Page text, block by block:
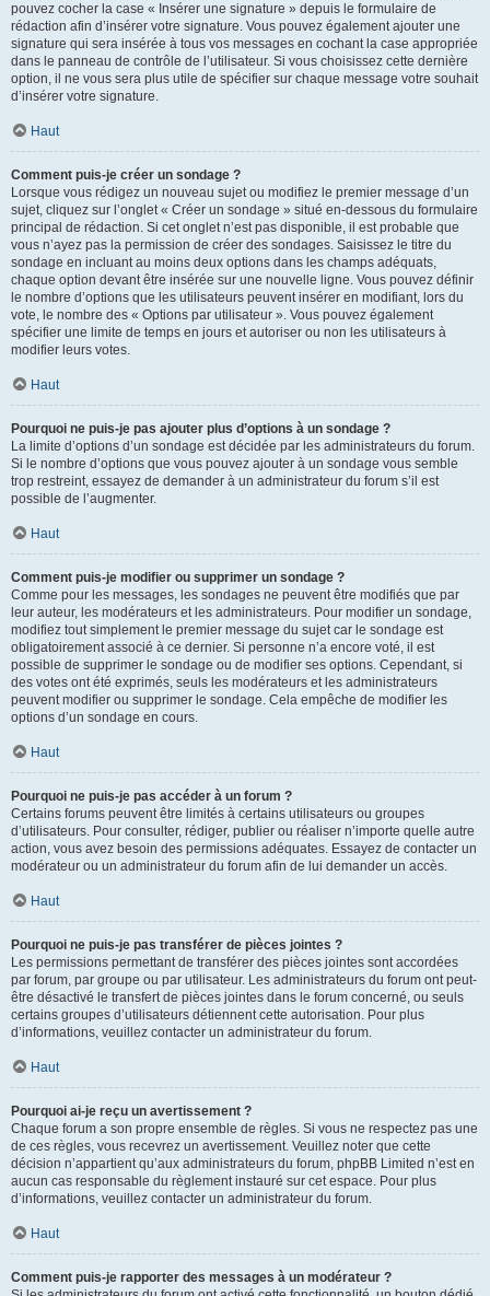
pouvez cocher la case « Insérer une signature » depuis le formulaire de
rédaction afin d’insérer votre signature. Vous pouvez également ajouter une
signature qui sera insérée à tous vos messages en cochant la case appropriée
dans le panneau de contrôle de l’utilisateur. Si vous choisissez cette dernière
option, il ne vous sera plus utile de spécifier sur chaque message votre souhait
d’insérer votre signature.
Haut
Comment puis-je créer un sondage ?
Lorsque vous rédigez un nouveau sujet ou modifiez le premier message d’un
sujet, cliquez sur l’onglet « Créer un sondage » situé en-dessous du formulaire
principal de rédaction. Si cet onglet n’est pas disponible, il est probable que
vous n’ayez pas la permission de créer des sondages. Saisissez le titre du
sondage en incluant au moins deux options dans les champs adéquats,
chaque option devant être insérée sur une nouvelle ligne. Vous pouvez définir
le nombre d’options que les utilisateurs peuvent insérer en modifiant, lors du
vote, le nombre des « Options par utilisateur ». Vous pouvez également
spécifier une limite de temps en jours et autoriser ou non les utilisateurs à
modifier leurs votes.
Haut
Pourquoi ne puis-je pas ajouter plus d’options à un sondage ?
La limite d’options d’un sondage est décidée par les administrateurs du forum.
Si le nombre d’options que vous pouvez ajouter à un sondage vous semble
trop restreint, essayez de demander à un administrateur du forum s’il est
possible de l’augmenter.
Haut
Comment puis-je modifier ou supprimer un sondage ?
Comme pour les messages, les sondages ne peuvent être modifiés que par
leur auteur, les modérateurs et les administrateurs. Pour modifier un sondage,
modifiez tout simplement le premier message du sujet car le sondage est
obligatoirement associé à ce dernier. Si personne n’a encore voté, il est
possible de supprimer le sondage ou de modifier ses options. Cependant, si
des votes ont été exprimés, seuls les modérateurs et les administrateurs
peuvent modifier ou supprimer le sondage. Cela empêche de modifier les
options d’un sondage en cours.
Haut
Pourquoi ne puis-je pas accéder à un forum ?
Certains forums peuvent être limités à certains utilisateurs ou groupes
d’utilisateurs. Pour consulter, rédiger, publier ou réaliser n’importe quelle autre
action, vous avez besoin des permissions adéquates. Essayez de contacter un
modérateur ou un administrateur du forum afin de lui demander un accès.
Haut
Pourquoi ne puis-je pas transférer de pièces jointes ?
Les permissions permettant de transférer des pièces jointes sont accordées
par forum, par groupe ou par utilisateur. Les administrateurs du forum ont peut-
être désactivé le transfert de pièces jointes dans le forum concerné, ou seuls
certains groupes d’utilisateurs détiennent cette autorisation. Pour plus
d’informations, veuillez contacter un administrateur du forum.
Haut
Pourquoi ai-je reçu un avertissement ?
Chaque forum a son propre ensemble de règles. Si vous ne respectez pas une
de ces règles, vous recevrez un avertissement. Veuillez noter que cette
décision n’appartient qu’aux administrateurs du forum, phpBB Limited n’est en
aucun cas responsable du règlement instauré sur cet espace. Pour plus
d’informations, veuillez contacter un administrateur du forum.
Haut
Comment puis-je rapporter des messages à un modérateur ?